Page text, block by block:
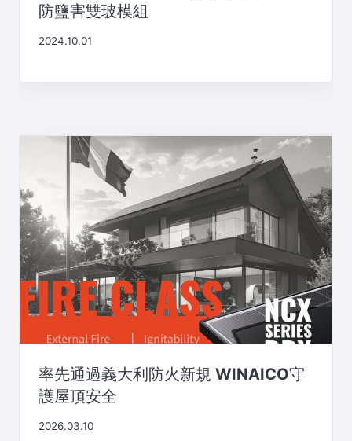
防鹽害雙玻模組
2024.10.01
率先通過義大利防火新規 WINAICO守
護屋頂安全
2026.03.10